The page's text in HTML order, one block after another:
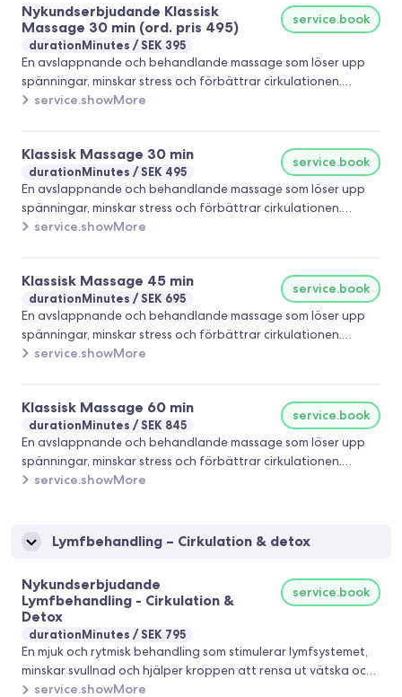
Nykundserbjudande Klassisk
Massage 30 min (ord. pris 495)
durationMinutes SEK 395
service.book
En avslappnande och behandlande massage som löser upp
spänningar, minskar stress och förbättrar cirkulationen.
Behandlingen anpassas efter dina behov, välj mellan mjuk
Välkommen att boka din tid!
service.showMore
Klassisk Massage 30 min
durationMinutes SEK 495
service.book
En avslappnande och behandlande massage som löser upp
spänningar, minskar stress och förbättrar cirkulationen.
Behandlingen anpassas efter dina behov, välj mellan mjuk
Välkommen att boka din tid!
service.showMore
Klassisk Massage 45 min
durationMinutes SEK 695
service.book
En avslappnande och behandlande massage som löser upp
spänningar, minskar stress och förbättrar cirkulationen.
Behandlingen anpassas efter dina behov, välj mellan mjuk
Välkommen att boka din tid!
service.showMore
Klassisk Massage 60 min
durationMinutes SEK 845
service.book
En avslappnande och behandlande massage som löser upp
spänningar, minskar stress och förbättrar cirkulationen.
Behandlingen anpassas efter dina behov, välj mellan mjuk
Välkommen att boka din tid!
service.showMore
Lymfbehandling – Cirkulation & detox
Nykundserbjudande
Lymfbehandling - Cirkulation &
Detox
durationMinutes SEK 795
service.book
En mjuk och rytmisk behandling som stimulerar lymfsystemet,
minskar svullnad och hjälper kroppen att rensa ut vätska och
slaggprodukter. Behandlingen är lugn, avslappnande och
service.showMore